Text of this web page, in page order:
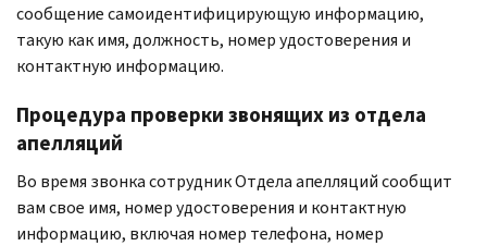
сообщение самоидентифицирующую информацию,
такую как имя, должность, номер удостоверения и
контактную информацию.
Процедура проверки звонящих из отдела
апелляций
Во время звонка сотрудник Отдела апелляций сообщит
вам свое имя, номер удостоверения и контактную
информацию, включая номер телефона, номер